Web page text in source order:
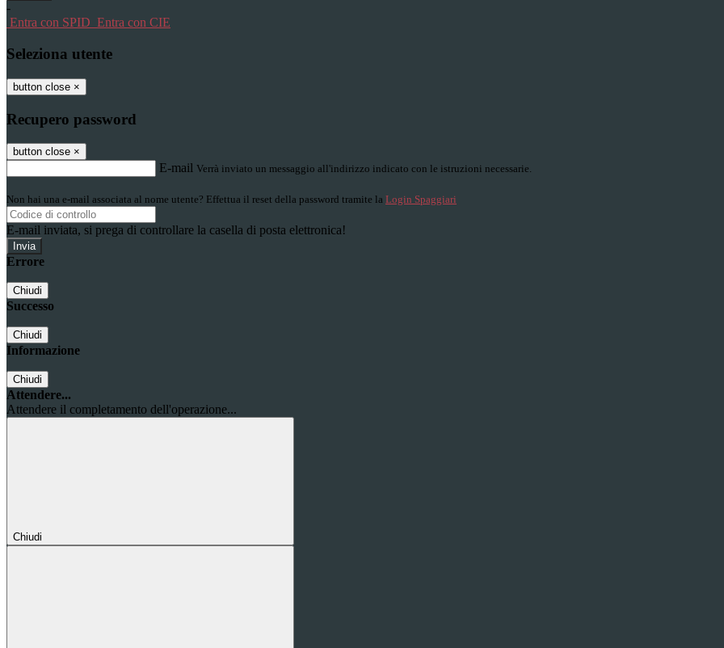
-
Entra con SPID Entra con CIE
Seleziona utente
button close ×
Recupero password
button close ×
E-mail Verrà inviato un messaggio all'indirizzo indicato con le istruzioni necessarie.
Non hai una e-mail associata al nome utente? Effettua il reset della password tramite la Login Spaggiari
E-mail inviata, si prega di controllare la casella di posta elettronica!
Errore
Chiudi
Successo
Chiudi
Informazione
Chiudi
Attendere...
Attendere il completamento dell'operazione...
Chiudi